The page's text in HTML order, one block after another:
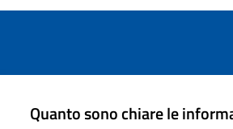
Quanto sono chiare le